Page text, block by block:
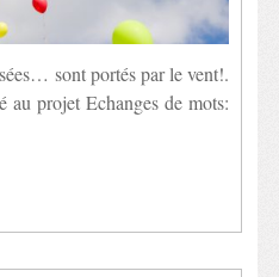
sont portés par le vent!.
au projet Echanges de mots: